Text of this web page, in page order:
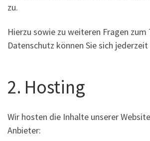
zu.
Hierzu sowie zu weiteren Fragen zum
Datenschutz können Sie sich
2. Hosting
Wir hosten die Inhalte unserer
Anbieter: